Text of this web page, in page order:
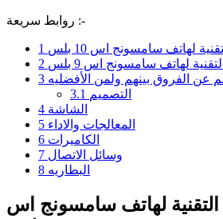
روابط سريعة :-
1
2
3
3.1 التصميم
4 الشاشة
5 المعالجات والاداء
6 الكاميرات
7 وسائل الاتصال
8 البطاريه
التقنية لهاتف سامسونج اس